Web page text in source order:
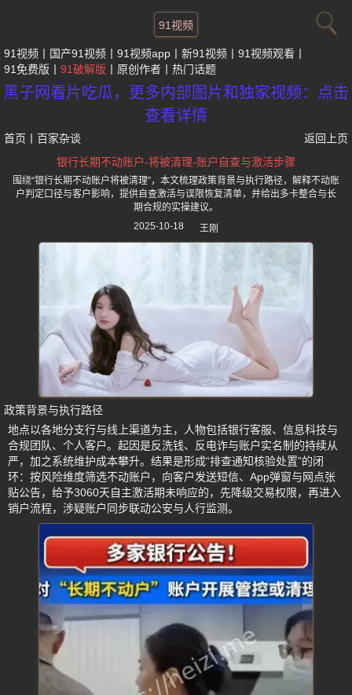
91视频
91视频 国产91视频 91视频app 新91视频
91视频观看
91免费版
91破解版 原创作者 热门话题
黑子网看片吃瓜，更多内部图片和独家视频：点击
查看详情
首页 百家杂谈
返回上页
银行长期不动账户-将被清理-账户自查与激活步骤
围绕“银行长期不动账户将被清理”，本文梳理政策背景与执行路径，解释不动账
户判定口径与客户影响，提供自查激活与误限恢复清单，并给出多卡整合与长
期合规的实操建议。
2025-10-18
王刚
政策背景与执行路径
地点以各地分支行与线上渠道为主，人物包括银行客服、信息科技与
合规团队、个人客户。起因是反洗钱、反电诈与账户实名制的持续从
严，加之系统维护成本攀升。结果是形成“排查通知核验处置”的闭
环：按风险维度筛选不动账户，向客户发送短信、App弹窗与网点张
贴公告，给予3060天自主激活期未响应的，先降级交易权限，再进入
销户流程，涉疑账户同步联动公安与人行监测。